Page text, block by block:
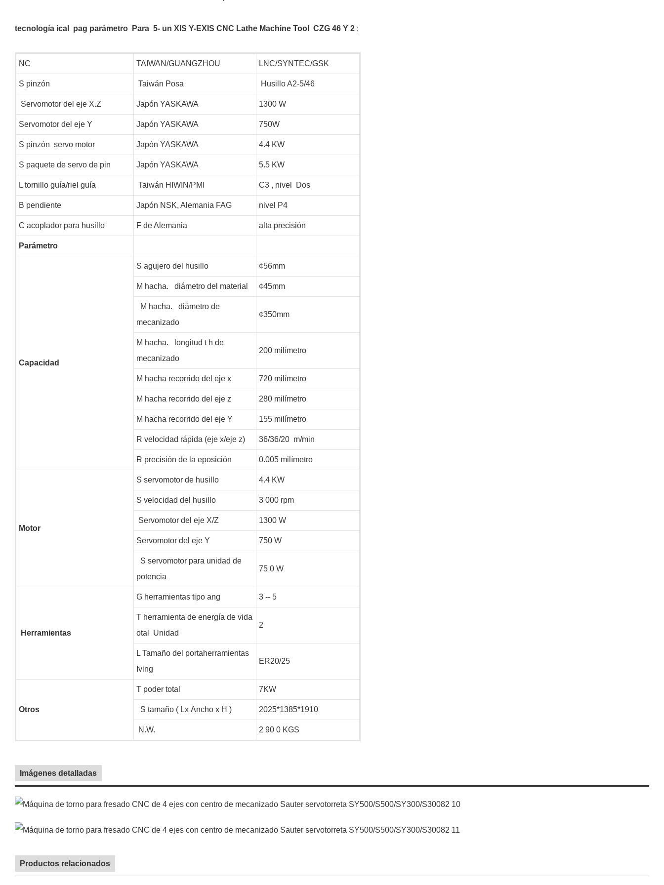
tecnología ical pag parámetro Para 5- un XIS Y-EXIS CNC Lathe Machine Tool CZG 46 Y 2 ;
NC TAIWAN/GUANGZHOU LNC/SYNTEC/GSK
S pinzón Taiwán Posa Husillo A2-5/46
Servomotor del eje X.Z Japón YASKAWA 1300 W
Servomotor del eje Y Japón YASKAWA 750W
S pinzón servo motor Japón YASKAWA 4.4 KW
S paquete de servo de pin Japón YASKAWA 5.5 KW
Ltornillo guía/riel guía Taiwán HIWIN/PMI C3 , nivel Dos
B pendiente Japón NSK, Alemania FAG nivel P4
C acoplador para husillo Fde Alemania alta precisión
Parámetro
Capacidad
S agujero del husillo ¢56mm
M hacha. diámetro del material ¢45mm
M hacha.
diámetro de
mecanizado
¢350mm
M hacha. longitud th de
mecanizado
200 milímetro
M hacha recorrido del eje x 720 milímetro
M hacha recorrido del eje z 280 milímetro
M hacha recorrido del eje Y 155 milímetro
R velocidad rápida (eje x/eje z) 36/36/20 m/min
R precisión de la eposición 0.005 milímetro
Motor
S servomotor de husillo 4.4 KW
S velocidad del husillo 3000 rpm
Servomotor del eje X/Z 1300 W
Servomotor del eje Y 750 W
S servomotor para unidad de
potencia
75 0 W
Herramientas
Gherramientas tipo ang 3-- 5
Therramienta de energía de vida
otal
Unidad
2
LTamaño del portaherramientas
Iving
ER20/25
Otros
Tpoder total 7KW
S tamaño ( Lx Ancho x H ) 2025*1385*1910
N.W. 2 90 0 KGS
Imágenes detalladas
Productos relacionados